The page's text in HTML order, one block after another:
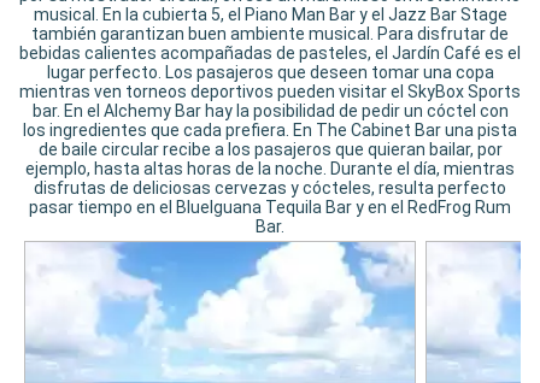
musical. En la cubierta 5, el Piano Man Bar y el Jazz Bar Stage
también garantizan buen ambiente musical. Para disfrutar de
bebidas calientes acompañadas de pasteles, el Jardín Café es el
lugar perfecto. Los pasajeros que deseen tomar una copa
mientras ven torneos deportivos pueden visitar el SkyBox Sports
bar. En el Alchemy Bar hay la posibilidad de pedir un cóctel con
los ingredientes que cada prefiera. En The Cabinet Bar una pista
de baile circular recibe a los pasajeros que quieran bailar, por
ejemplo, hasta altas horas de la noche. Durante el día, mientras
disfrutas de deliciosas cervezas y cócteles, resulta perfecto
pasar tiempo en el BlueIguana Tequila Bar y en el RedFrog Rum
Bar.